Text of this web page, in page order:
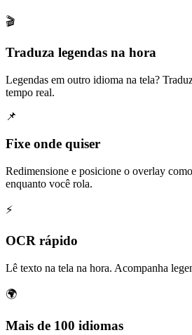
🎬
Traduza legendas na hora
Legendas em outro idioma na tela?
tempo real.
📌
Fixe onde quiser
Redimensione e posicione o overlay
enquanto você rola.
⚡
OCR rápido
Lê texto na tela na hora. Acompanha
🌍
Mais de 100 idiomas